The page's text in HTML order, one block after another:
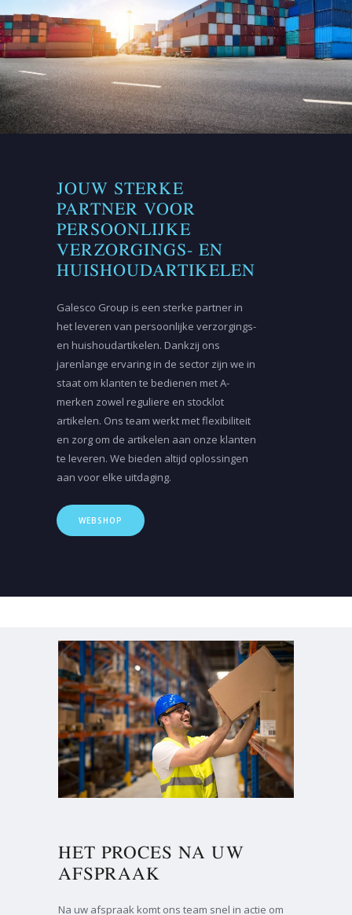
JOUW STERKE
PARTNER VOOR
PERSOONLIJKE
VERZORGINGS- EN
HUISHOUDARTIKELEN
Galesco Group is een sterke partner in
het leveren van persoonlijke verzorgings-
en huishoudartikelen. Dankzij ons
jarenlange ervaring in de sector zijn we in
staat om klanten te bedienen met A-
merken zowel reguliere en stocklot
artikelen. Ons team werkt met flexibiliteit
en zorg om de artikelen aan onze klanten
te leveren. We bieden altijd oplossingen
aan voor elke uitdaging.
WEBSHOP
HET PROCES NA UW
AFSPRAAK
Na uw afspraak komt ons team snel in actie om